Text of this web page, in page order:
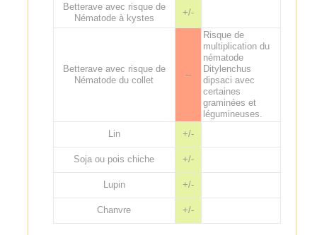
Betterave avec risque de
Nématode à kystes
+/-
Betterave avec risque de
Nématode du collet
--
Risque de
multiplication du
nématode
Ditylenchus
dipsaci avec
certaines
graminées et
légumineuses.
Lin
+/-
Soja ou pois chiche +/-
Lupin +/-
Chanvre +/-